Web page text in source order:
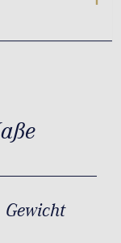
Gewicht